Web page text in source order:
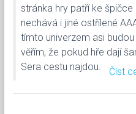
stránka hry patří ke
nechává i jiné ostřílené
tímto univerzem asi
věřím, že pokud hře dají
Sera cestu najdou.
Číst